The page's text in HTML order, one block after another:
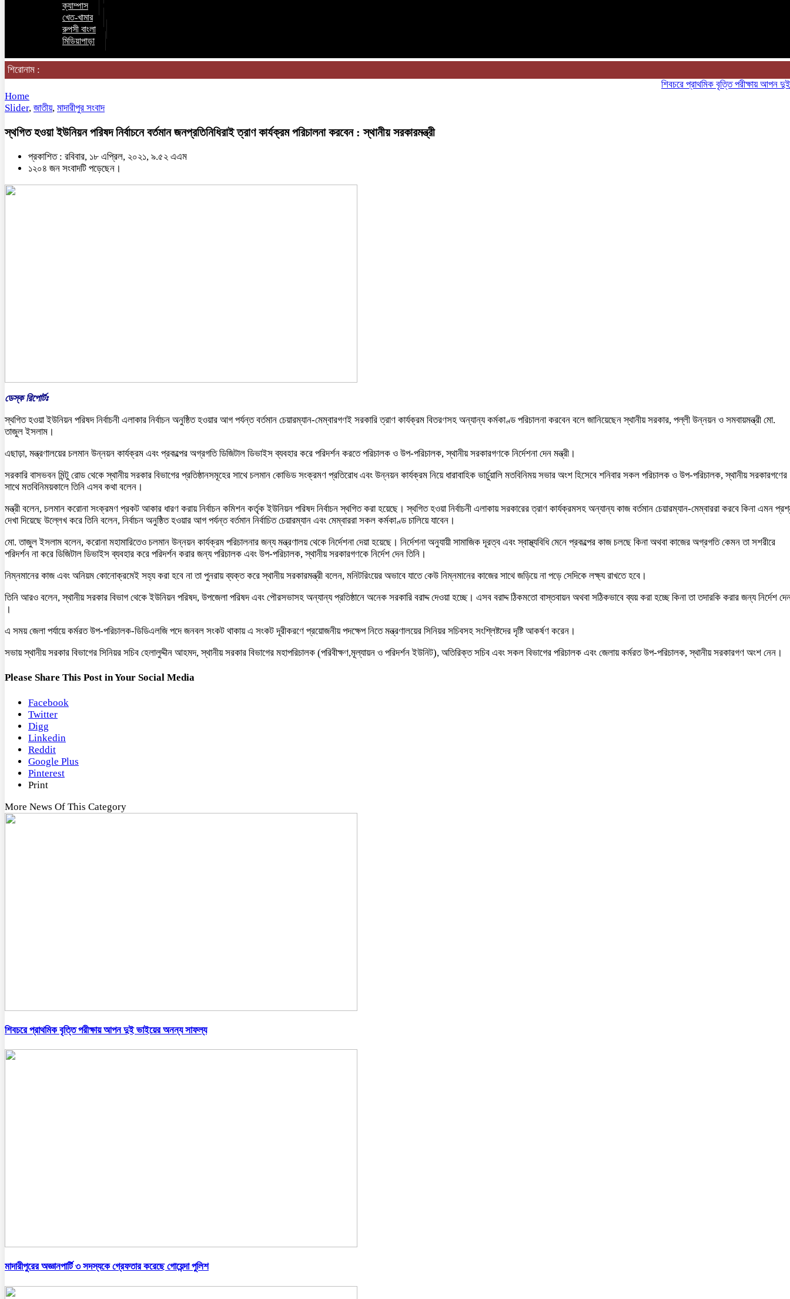
ক্যাম্পাস
খেত-খামার
রুপসী বাংলা
মিডিয়াপাড়া
শিরোনাম :
শিবচরে প্রাথমিক বৃত্তি পরীক্ষায় আপন দুই
Home
Slider, জাতীয়, মাদারীপুর সংবাদ
স্থগিত হওয়া ইউনিয়ন পরিষদ নির্বাচনে বর্তমান জনপ্রতিনিধিরাই ত্রাণ কার্যক্রম পরিচালনা করবেন : স্থানীয় সরকারমন্ত্রী
প্রকাশিত : রবিবার, ১৮ এপ্রিল, ২০২১, ৯.৫২ এএম
১২০৪ জন সংবাদটি পড়েছেন।
ডেস্ক রিপোর্টঃ
স্থগিত হওয়া ইউনিয়ন পরিষদ নির্বাচনী এলাকার নির্বাচন অনুষ্ঠিত হওয়ার আগ পর্যন্ত বর্তমান চেয়ারম্যান-মেম্বারগণই সরকারি ত্রাণ কার্যক্রম বিতরণসহ অন্যান্য কর্মকাণ্ড পরিচালনা করবেন বলে জানিয়েছেন স্থানীয় সরকার, পল্লী উন্নয়ন ও সমবায়মন্ত্রী মো.
তাজুল ইসলাম।
এছাড়া, মন্ত্রণালয়ের চলমান উন্নয়ন কার্যক্রম এবং প্রকল্পের অগ্রগতি ডিজিটাল ডিভাইস ব্যবহার করে পরিদর্শন করতে পরিচালক ও উপ-পরিচালক, স্থানীয় সরকারগণকে নির্দেশনা দেন মন্ত্রী।
সরকারি বাসভবন মিন্টু রোড থেকে স্থানীয় সরকার বিভাগের প্রতিষ্ঠানসমূহের সাথে চলমান কোভিড সংক্রমণ প্রতিরোধ এবং উন্নয়ন কার্যক্রম নিয়ে ধারাবাহিক ভার্চুয়ালি মতবিনিময় সভার অংশ হিসেবে শনিবার সকল পরিচালক ও উপ-পরিচালক, স্থানীয় সরকারগণের
সাথে মতবিনিময়কালে তিনি এসব কথা বলেন।
মন্ত্রী বলেন, চলমান করোনা সংক্রমণ প্রকট আকার ধারণ করায় নির্বাচন কমিশন কর্তৃক ইউনিয়ন পরিষদ নির্বাচন স্থগিত করা হয়েছে। স্থগিত হওয়া নির্বাচনী এলাকায় সরকারের ত্রাণ কার্যক্রমসহ অন্যান্য কাজ বর্তমান চেয়ারম্যান-মেম্বাররা করবে কিনা এমন
দেখা দিয়েছে উল্লেখ করে তিনি বলেন, নির্বাচন অনুষ্ঠিত হওয়ার আগ পর্যন্ত বর্তমান নির্বাচিত চেয়ারম্যান এবং মেম্বাররা সকল কর্মকাণ্ড চালিয়ে যাবেন।
মো. তাজুল ইসলাম বলেন, করোনা মহামারিতেও চলমান উন্নয়ন কার্যক্রম পরিচালনার জন্য মন্ত্রণালয় থেকে নির্দেশনা দেয়া হয়েছে। নির্দেশনা অনুযায়ী সামাজিক দূরত্ব এবং স্বাস্থ্যবিধি মেনে প্রকল্পের কাজ চলছে কিনা অথবা কাজের অগ্রগতি কেমন তা সশরীরে
পরিদর্শন না করে ডিজিটাল ডিভাইস ব্যবহার করে পরিদর্শন করার জন্য পরিচালক এবং উপ-পরিচালক, স্থানীয় সরকারগণকে নির্দেশ দেন তিনি।
নিম্নমানের কাজ এবং অনিয়ম কোনোক্রমেই সহ্য করা হবে না তা পুনরায় ব্যক্ত করে স্থানীয় সরকারমন্ত্রী বলেন, মনিটরিংয়ের অভাবে যাতে কেউ নিম্নমানের কাজের সাথে জড়িয়ে না পড়ে সেদিকে লক্ষ্য রাখতে হবে।
তিনি আরও বলেন, স্থানীয় সরকার বিভাগ থেকে ইউনিয়ন পরিষদ, উপজেলা পরিষদ এবং পৌরসভাসহ অন্যান্য প্রতিষ্ঠানে অনেক সরকারি বরাদ্দ দেওয়া হচ্ছে। এসব বরাদ্দ ঠিকমতো বাস্তবায়ন অথবা সঠিকভাবে ব্যয় করা হচ্ছে কিনা তা তদারকি করার জন্য নির্দেশ
।
এ সময় জেলা পর্যায়ে কর্মরত উপ-পরিচালক-ডিডিএলজি পদে জনবল সংকট থাকায় এ সংকট দূরীকরণে প্রয়োজনীয় পদক্ষেপ নিতে মন্ত্রণালয়ের সিনিয়র সচিবসহ সংশ্লিষ্টদের দৃষ্টি আকর্ষণ করেন।
সভায় স্থানীয় সরকার বিভাগের সিনিয়র সচিব হেলালুদ্দীন আহমদ, স্থানীয় সরকার বিভাগের মহাপরিচালক (পরিবীক্ষণ,মূল্যায়ন ও পরিদর্শন ইউনিট), অতিরিক্ত সচিব এবং সকল বিভাগের পরিচালক এবং জেলায় কর্মরত উপ-পরিচালক, স্থানীয় সরকারগণ অংশ নেন।
Please Share This Post in Your Social Media
Facebook
Twitter
Digg
Linkedin
Reddit
Google Plus
Pinterest
Print
More News Of This Category
শিবচরে প্রাথমিক বৃত্তি পরীক্ষায় আপন দুই ভাইয়ের অনন্য সাফল্য
মাদারীপুরের অজ্ঞানপার্টি ৩ সদস্যকে গ্রেফতার করেছে গোয়েন্দা পুলিশ